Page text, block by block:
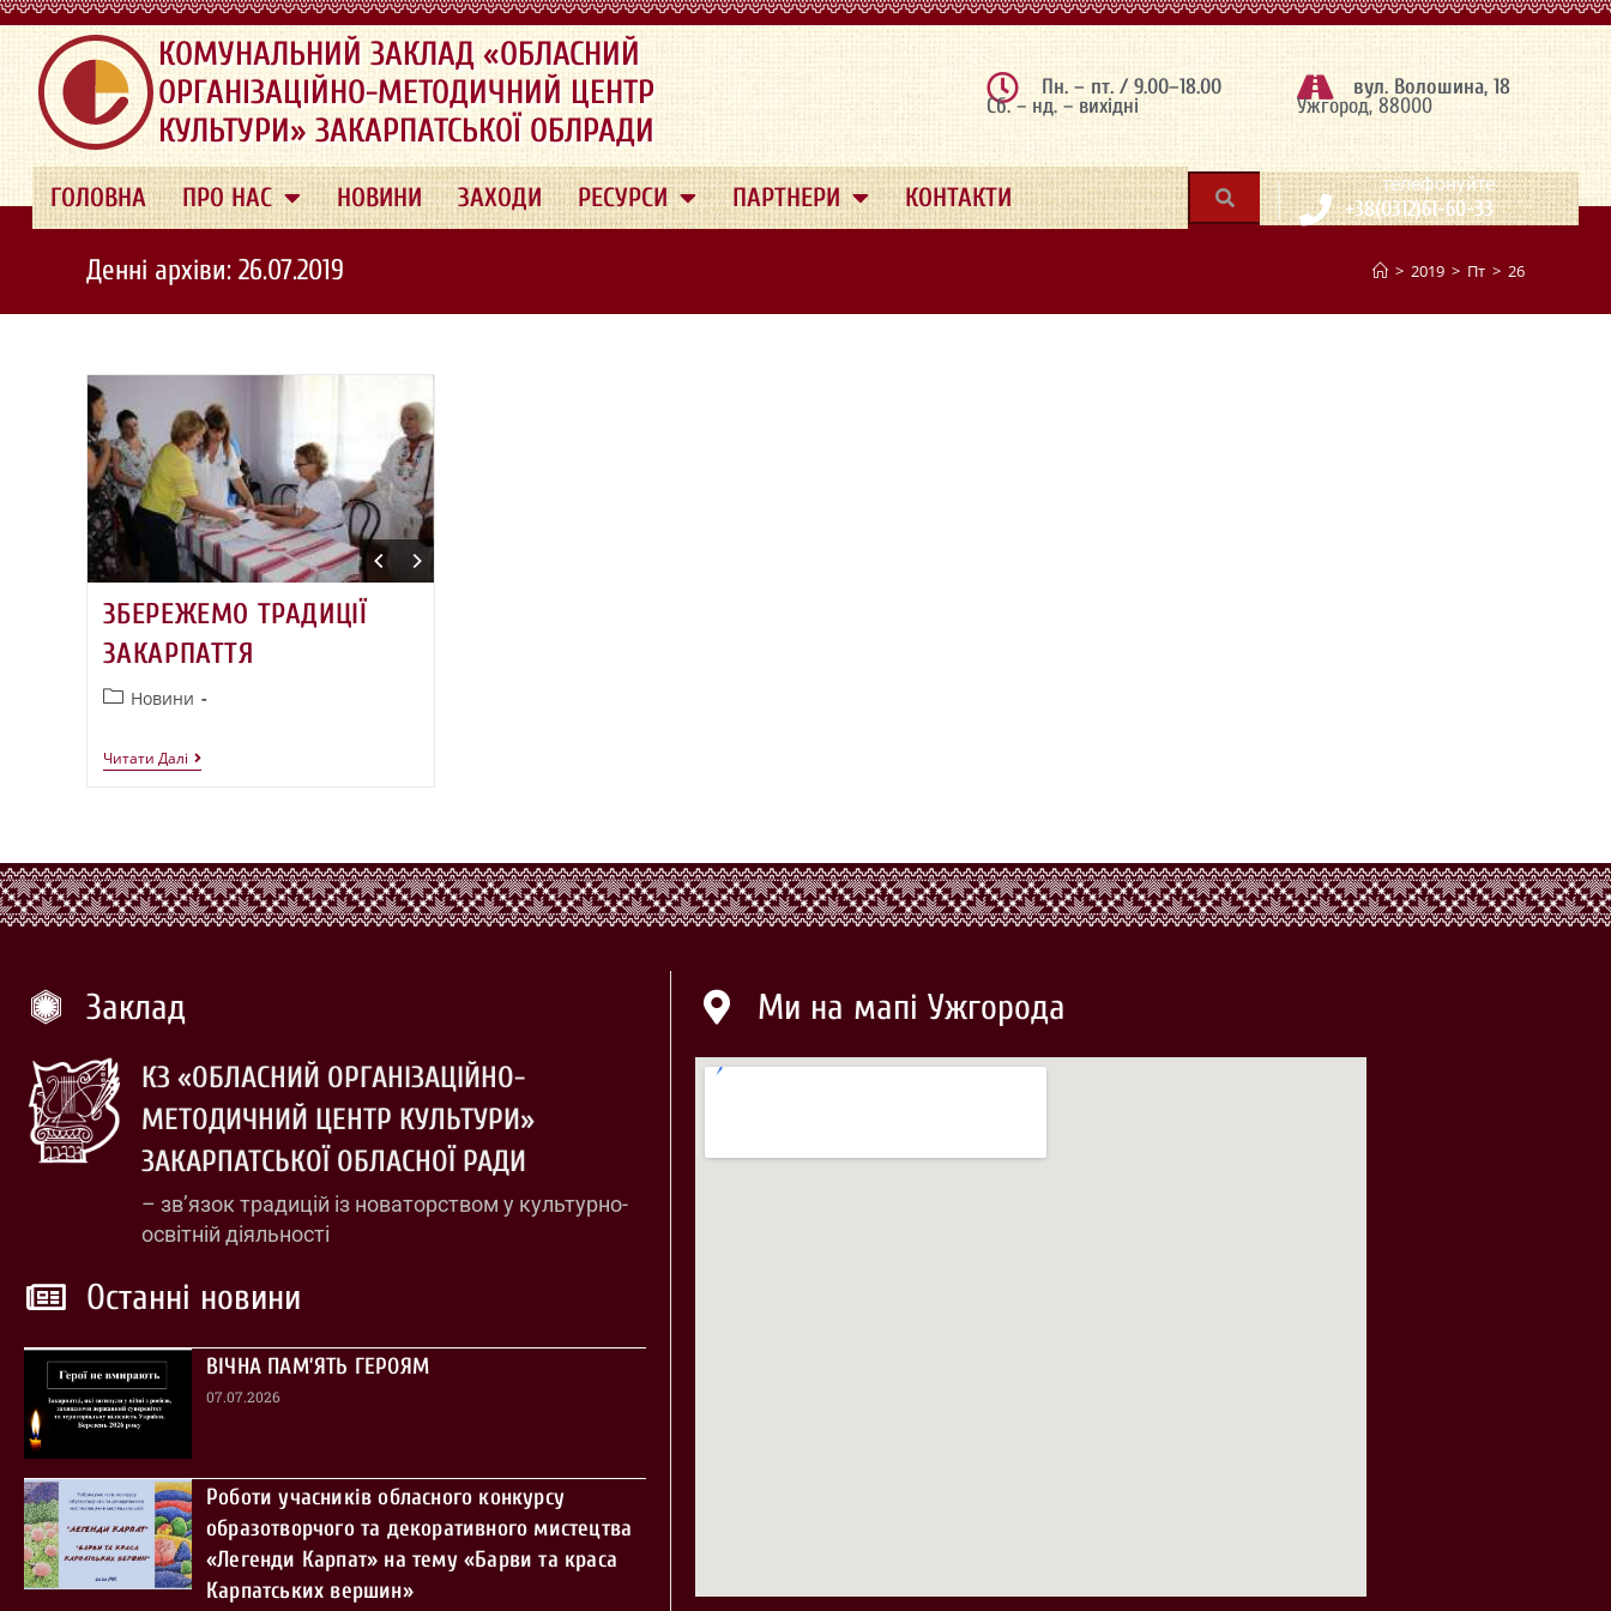
.
КОМУНАЛЬНИЙ ЗАКЛАД «ОБЛАСНИЙ
ОРГАНІЗАЦІЙНО-МЕТОДИЧНИЙ ЦЕНТР
КУЛЬТУРИ» ЗАКАРПАТСЬКОЇ ОБЛРАДИ
Пн. – пт. / 9.00–18.00
Сб. – нд. – вихідні
вул. Волошина, 18
Ужгород, 88000
ГОЛОВНА ПРО НАС НОВИНИ ЗАХОДИ РЕСУРСИ ПАРТНЕРИ КОНТАКТИ | телефонуйте
+38(0312)61-60-33
Денні архіви: 26.07.2019 > 2019 > Пт > 26
ЗБЕРЕЖЕМО ТРАДИЦІЇ
ЗАКАРПАТТЯ
Новини
Читати Далі
Заклад
КЗ «ОБЛАСНИЙ ОРГАНІЗАЦІЙНО-
МЕТОДИЧНИЙ ЦЕНТР КУЛЬТУРИ»
ЗАКАРПАТСЬКОЇ ОБЛАСНОЇ РАДИ
– зв’язок традицій із новаторством у культурно-
освітній діяльності
Останні новини
ВІЧНА ПАМ’ЯТЬ ГЕРОЯМ
07.07.2026
Роботи учасників обласного конкурсу
образотворчого та декоративного мистецтва
«Легенди Карпат» на тему «Барви та краса
Карпатських вершин»
Ми на мапі Ужгорода